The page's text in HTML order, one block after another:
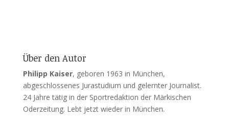
Über den Autor
Philipp Kaiser, geboren 1963 in München,
abgeschlossenes Jurastudium und gelernter Journalist.
24 Jahre tätig in der Sportredaktion der Märkischen
Oderzeitung. Lebt jetzt wieder in München.